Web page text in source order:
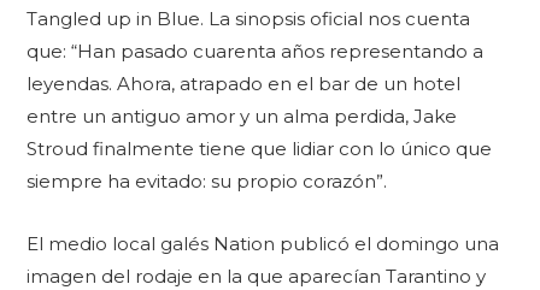
Tangled up in Blue. La sinopsis oficial nos cuenta
que: “Han pasado cuarenta años representando a
leyendas. Ahora, atrapado en el bar de un hotel
entre un antiguo amor y un alma perdida, Jake
Stroud finalmente tiene que lidiar con lo único que
siempre ha evitado: su propio corazón”.
El medio local galés Nation publicó el domingo una
imagen del rodaje en la que aparecían Tarantino y